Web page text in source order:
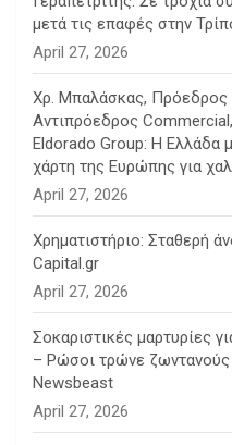
μετά τις επαφές στην
April 27, 2026
Χρ. Μπαλάσκας, Πρόεδρος
Αντιπρόεδρος
Eldorado Group: Η Ελλάδα
χάρτη της Ευρώπης για
April 27, 2026
Χρηματιστήριο: Σταθερή
Capital.gr
April 27, 2026
Σοκαριστικές μαρτυρίες
– Ρώσοι τρώνε
Newsbeast
April 27, 2026